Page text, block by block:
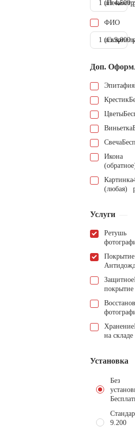
1 шт.4.500
ФИО
1 шт.9.000
Доп.
Эпитафия
Крестик
Цветы
Виньетка
Свеча
Икона
Картинка
(любая)
Услуги
Ретушь
Покрытие
Защитное
покрытие
Хранение
на складе
Установка
Без
9.200